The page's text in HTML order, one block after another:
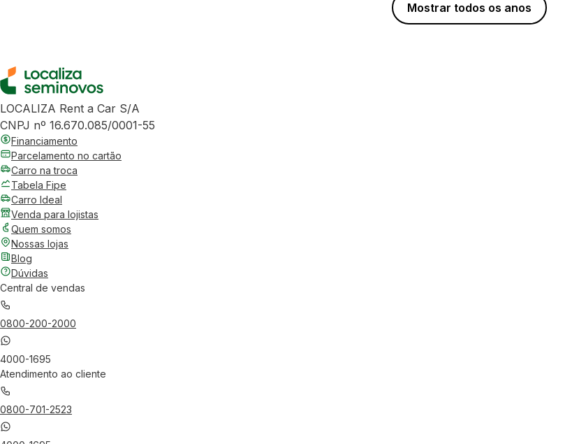
Mostrar todos os anos
LOCALIZA Rent a Car S/A
CNPJ nº 16.670.085/0001-55
Financiamento
Parcelamento no cartão
Carro na troca
Tabela Fipe
Carro Ideal
Venda para lojistas
Quem somos
Nossas lojas
Blog
Dúvidas
Central de vendas
0800-200-2000
4000-1695
Atendimento ao cliente
0800-701-2523